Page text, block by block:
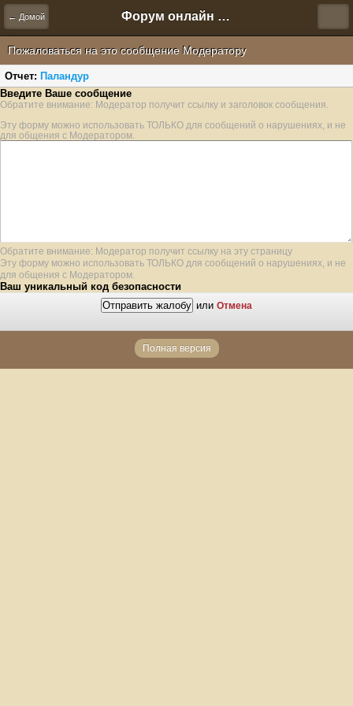
← Домой Форум онлайн игры "Новая Эра" (Нюра Биз)
Пожаловаться на это сообщение Модератору
Отчет: Паландур
Введите Ваше сообщение
Обратите внимание: Модератор получит ссылку и заголовок сообщения.
Эту форму можно использовать ТОЛЬКО для сообщений о нарушениях, и не
для общения с Модератором.
Обратите внимание: Модератор получит ссылку на эту страницу
Эту форму можно использовать ТОЛЬКО для сообщений о нарушениях, и не
для общения с Модератором.
Ваш уникальный код безопасности
или Отмена
Полная версия